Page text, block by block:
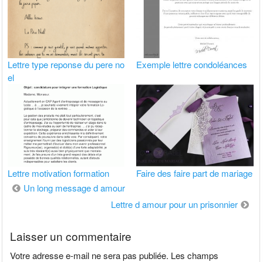
Lettre type reponse du pere no
el
Exemple lettre condoléances
Lettre motivation formation Faire des faire part de mariage
Navigation
Un long message d amour
Lettre d amour pour un prisonnier
Laisser un commentaire
Votre adresse e-mail ne sera pas publiée. Les champs